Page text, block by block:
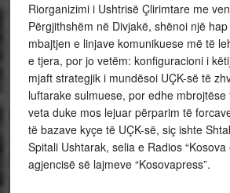
Riorganizimi i Ushtrisë Çlirimtare me
Përgjithshëm në Divjakë, shënoi një
mbajtjen e linjave komunikuese më të
e tjera, por jo vetëm: konfiguracioni i
mjaft strategjik i mundësoi UÇK-së të
luftarake sulmuese, por edhe
veta duke mos lejuar përparim të
të bazave kyçe të UÇK-së, siç ishte
Spitali Ushtarak, selia e Radios “Kosova
agjencisë së lajmeve “Kosovapress”.